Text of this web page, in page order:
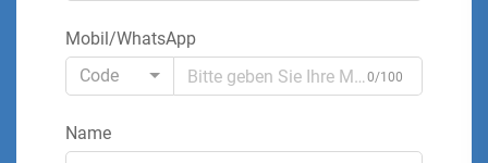
Mobil/WhatsApp
Code
0/100
Name